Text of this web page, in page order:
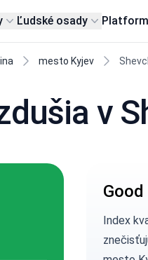
Ľudské osady
mesto Kyjev
v
Good
Index